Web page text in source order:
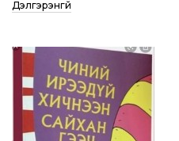
Дэлгэрэнгүй